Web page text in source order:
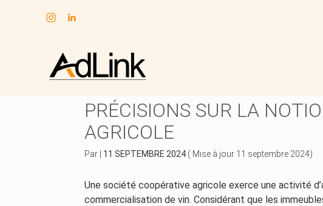
Aller
au
PRÉCISIONS SUR LA
AGRICOLE
Par 11 SEPTEMBRE 2024 ( Mise à jour 11 septembre 2024)
Une société coopérative agricole exerce une activité
commercialisation de vin. Considérant que les